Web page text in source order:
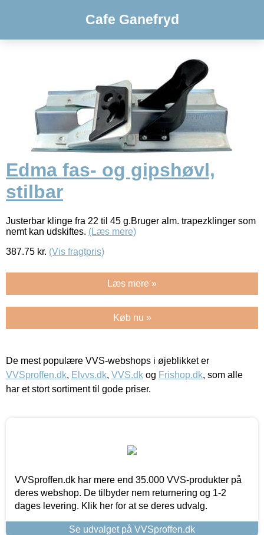
Cafe Ganefryd
Edma fas- og gipshøvl,
stilbar
Justerbar klinge fra 22 til 45 g.Bruger alm. trapezklinger som
nemt kan udskiftes. (Læs mere)
387.75 kr. (Vis fragtpris)
Læs mere »
Køb nu »
De mest populære VVS-webshops i øjeblikket er
VVSproffen.dk, Elvvs.dk, VVS.dk og Frishop.dk, som alle
har et stort sortiment til gode priser.
VVSproffen.dk har mere end 35.000 VVS-produkter på
deres webshop. De tilbyder nem returnering og 1-2
dages levering. Klik her for at se deres udvalg.
Se udvalget på VVSproffen.dk